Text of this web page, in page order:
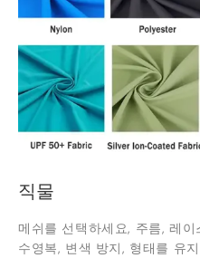
직물
메쉬를 선택하세요, 주름, 레
수영복, 변색 방지, 형태를 유